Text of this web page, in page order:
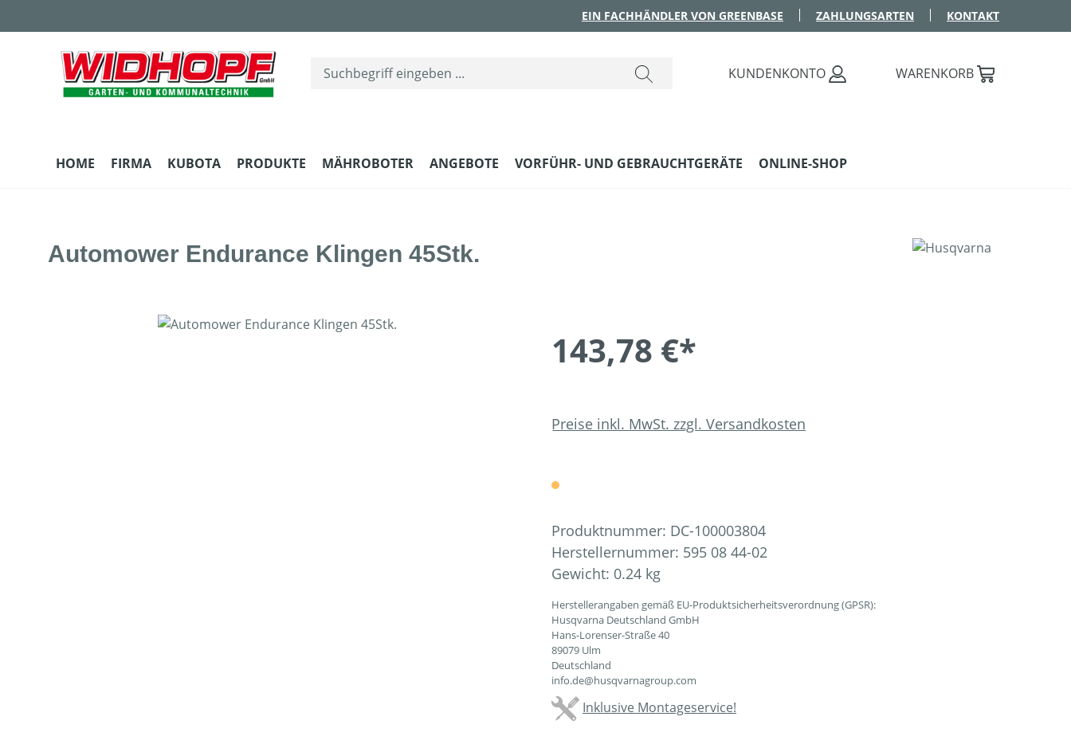
EIN FACHHÄNDLER VON GREENBASE ZAHLUNGSARTEN KONTAKT
KUNDENKONTO WARENKORB
HOME FIRMA KUBOTA PRODUKTE MÄHROBOTER ANGEBOTE VORFÜHR- UND GEBRAUCHTGERÄTE ONLINE-SHOP
Automower Endurance Klingen 45Stk.
Bildergalerie überspringen
143,78 €*
Preise inkl. MwSt. zzgl. Versandkosten
Produktnummer: DC-100003804
Herstellernummer: 595 08 44-02
Gewicht: 0.24 kg
Herstellerangaben gemäß EU-Produktsicherheitsverordnung (GPSR):
Husqvarna Deutschland GmbH
Hans-Lorenser-Straße 40
89079 Ulm
Deutschland
info.de@husqvarnagroup.com
Inklusive Montageservice!